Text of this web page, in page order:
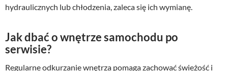
hydraulicznych lub chłodzenia, zaleca się ich wymianę.
Jak dbać o wnętrze samochodu po
serwisie?
Regularne odkurzanie wnętrza pomaga zachować świeżość i